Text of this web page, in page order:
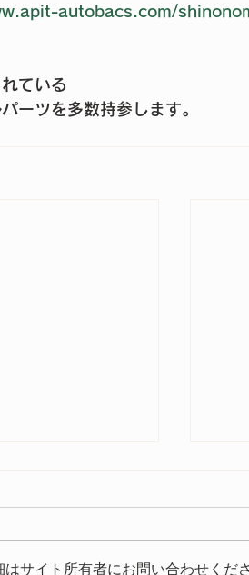
autobacs.com/
ている
ーツを多数持参します。
した
サイト所有者にお問い合わせくだ